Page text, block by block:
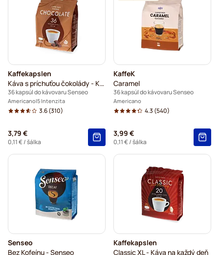
Kaffekapslen
Káva s príchuťou čokolády - Káva na každý deň
36 kapsúl do kávovaru Senseo
Americano 5 Intenzita
3.6(310)
3,79 €
0,11 €/ šálka
KaffeK
Caramel
36 kapsúl do kávovaru Senseo
Americano
4.3 (540)
3,99 €
0,11 €/ šálka
Senseo
Bez Kofeínu - Senseo
Kaffekapslen
Classic XL - Káva na každý deň